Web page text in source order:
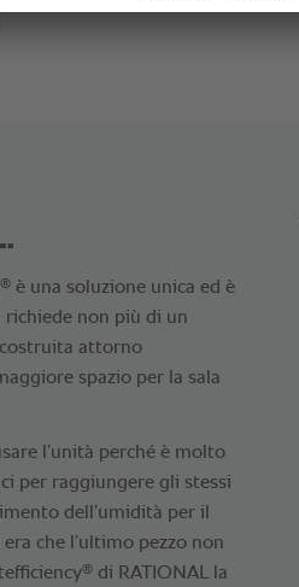
® è una soluzione unica ed è
richiede non più di un
attorno
spazio per la sala
l’unità perché è molto
per raggiungere gli stessi
dell’umidità per il
che l’ultimo pezzo non
® di RATIONAL la